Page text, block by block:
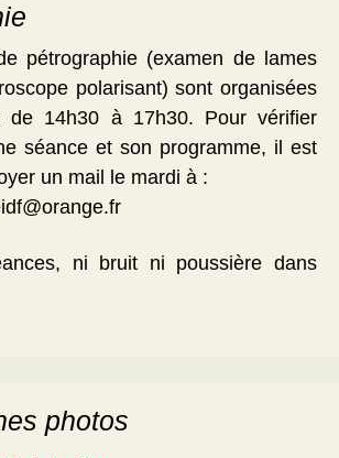
pétrographie (examen de lames
polarisant) sont organisées
de 14h30 à 17h30. Pour vérifier
séance et son programme, il est
un mail le mardi à :
ni bruit ni poussière dans
photos